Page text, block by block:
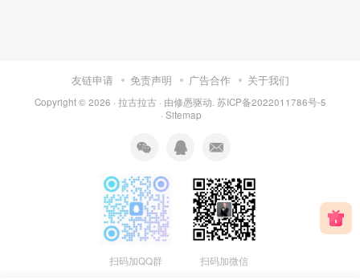
友链申请 免责声明 广告合作 关于我们
Copyright © 2026 · 拉古拉古 · 由修愚驱动. 苏ICP备2022011786号-5
· Sitemap
扫码加QQ群 扫码加微信